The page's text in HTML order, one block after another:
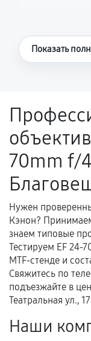
Что
Поломка
гарантии
Акт
услуг и
Документы
Показать
70mm f/
Нужен
Кэнон?
знаем типовые
Тестируем EF 24-
MTF-стенде и
Свяжитесь по
подъезжайте в
Театральная ул.,
Наши